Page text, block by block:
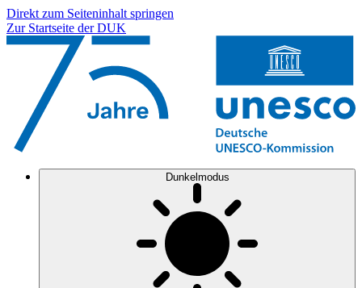
Direkt zum Seiteninhalt springen
Zur Startseite der DUK
Dunkelmodus